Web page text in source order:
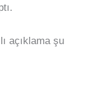
açıklama şu